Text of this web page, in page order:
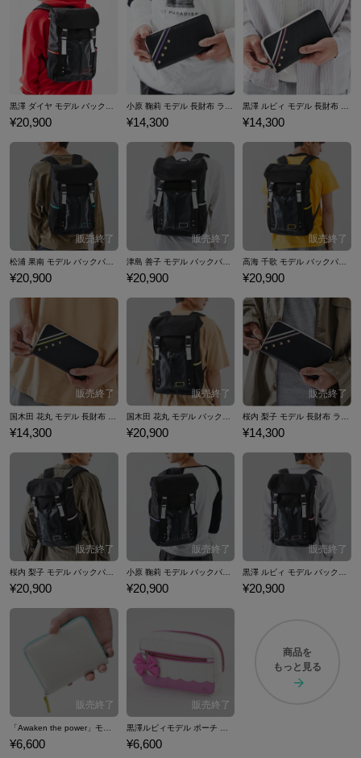
¥20,900 ¥14,300 ¥14,300
¥20,900
津島 善子 モデル バックパック ラブライブ！サンシャイン!! 「KU-RU-KU-RU Cruller!」
¥20,900 ¥20,900
国木田 花丸 モデル 長財布 ラブライブ！サンシャイン!! 「KU-RU-KU-RU Cruller!」
¥14,300
国木田 花丸 モデル バックパック ラブライブ！サンシャイン!! 「KU-RU-KU-RU Cruller!」
¥20,900
桜内 梨子 モデル 長財布 ラブライブ！サンシャイン!! 「KU-RU-KU-RU Cruller!」
¥14,300
¥20,900
小原 鞠莉 モデル バックパック ラブライブ！サンシャイン!! 「KU-RU-KU-RU Cruller!」
¥20,900 ¥20,900
¥6,600 ¥6,600
商品を
もっと見る